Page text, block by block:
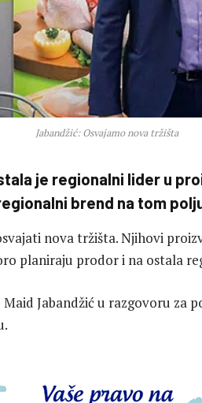
Jabandžić: Osvajamo nova tržišta
je regionalni lider u
brend na tom
nova tržišta. Njihovi
planiraju prodor i na ostala
Jabandžić u razgovoru za